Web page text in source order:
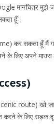
मानचित्र मुझे
हूँ।
कर सकता हूँ मैं
के लिए अपने
route) खो
करने के लिए